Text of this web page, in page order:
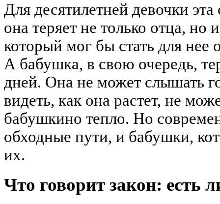
Для десятилетней девочки
она теряет не только отца,
который мог бы стать для
А бабушка, в свою очередь,
дней. Она не может слышать
видеть, как она растет, не
бабушкино тепло. Но
обходные пути, и бабушки,
их.
Что говорит закон: есть